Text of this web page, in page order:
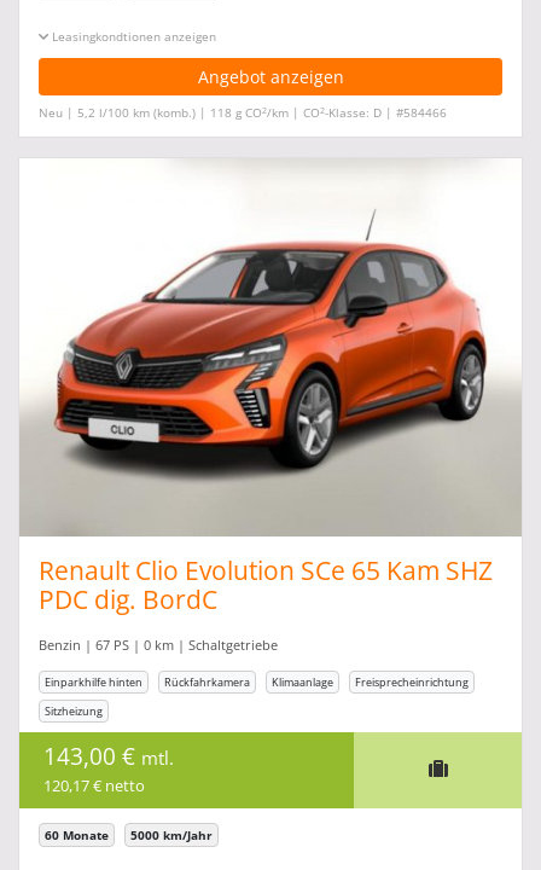
Leasingkonditionen ein-/ausblenden
Angebot anzeigen
Neu | 5,2 l/100 km (komb.) | 118 g CO2/km | CO2-Klasse: D | #584466
Renault Clio Evolution SCe 65 Kam SHZ
PDC dig. BordC
Benzin | 67 PS | 0 km | Schaltgetriebe
Einparkhilfe hinten Rückfahrkamera Klimaanlage
Freisprecheinrichtung
Sitzheizung
143,00 € mtl.
120,17 € netto
60 Monate 5000 km/Jahr